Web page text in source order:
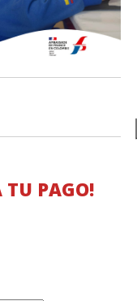
TU PAGO!